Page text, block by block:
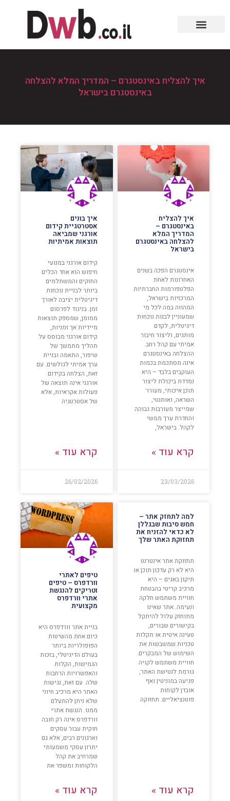
איך להצליח באינסטגרם – המדריך המלא להצלחה
באינסטגרם בישראל
איך להצליח
באינסטגרם –
המדריך המלא
להצלחה באינסטגרם
בישראל
אינסטגרם הפכה בשנים
האחרונות לאחת
הפלטפורמות החברתיות
המרכזיות בישראל,
המהווה במה לכל מי
שמעוניין לבנות נוכחות
דיגיטלית, לקדם
מותגים, וליצור חיבור
אמיתי עם קהל רחב.
ההצלחה באינסטגרם
אינה מסתכמת בכמות
העוקבים בלבד – היא
נמדדת ביכולת ליצור
תוכן איכותי, מעורר
השראה, ואותנטי,
שמייצר מעורבות גבוהה
והחדרת ערך ממשי
לקהל. בישראל,
קרא עוד »
23/03/2026
איך בונים
אסטרטגיית קידום
אורגני שמביאה
תוצאות אמיתיות
קידום אורגני במנועי
חיפוש הוא אחד הכלים
החזקים והמשתלמים
ביותר לבניית נוכחות
דיגיטלית יציבה לאורך
זמן. בניגוד לפרסום
ממומן, שמספק תוצאות
מיידיות אך זמניות,
קידום אורגני מבוסס על
תהליך מתמשך של
שיפור, התאמה ובניית
ערך אמיתי לגולשים. עם
זאת, הצלחה בקידום
אורגני אינה תוצאה של
פעולות אקראיות, אלא
של אסטרטגיה
קרא עוד »
26/02/2026
למה לתחזק אתר –
חמש סיבות שבגללן
לא כדאי להזניח את
תחזוקת האתר שלך
תחזוקת אתר אינטרנט
היא לא רק עדכון תוכן או
תיקון באגים – היא
מרכיב קריטי בהבטחת
חוויית משתמש חלקה
ונעימה. אתר שאינו
מתוחזק עלול להיתקל
בקישורים שבורים,
טעינה איטית או תקלות
טכניות שמשבשות את
השימוש של המבקרים.
חוויית משתמש לקויה
גורמת לנטישת האתר,
פגיעה במוניטין ואף
אובדן לקוחות
פוטנציאליים. תחזוקה
קרא עוד »
טיפים לאתרי
וורדפרס – טיפים
וטריקים להנגשת
אתרי וורדפרס
מקצועית
בניית אתר וורדפרס היא
כיום אחת מהשיטות
הפופולריות ביותר
בעולם הדיגיטלי, בזכות
הגמישות, הקלות
והאפשרויות הרחבות
שלה. עם זאת, נגישות
האתר היא מרכיב חיוני
שלא ניתן להתעלם
ממנו. הנגשת אתרי
וורדפרס אינה רק חובה
חוקית עבור עסקים
וארגונים רבים, אלא גם
יתרון עסקי משמעותי
שמרחיב את קהל
הלקוחות ומשפר את
קרא עוד »